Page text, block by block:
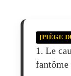
[PIÈGE
1. Le
fantôme